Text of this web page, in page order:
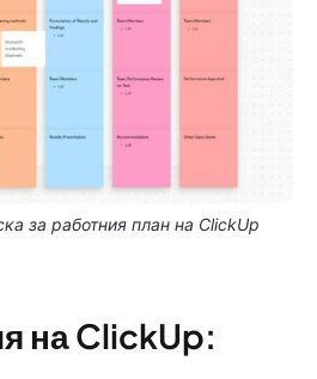
за работния план на ClickUp
на ClickUp: